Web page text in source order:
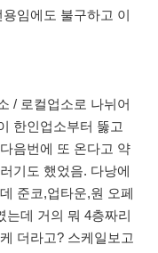
임에도 불구하고 이
/ 로컬업소로 나뉘어
한인업소부터 뚫고
음번에 또 온다고 약
기도 했었음. 다낭에
준코,업타운,원 오페
는데 거의 뭐 4층짜리
더라고? 스케일보고